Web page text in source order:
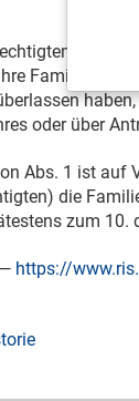
oder über
Abs. 1 ist auf
die
zum 10.
https://